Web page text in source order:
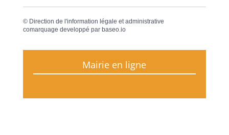
© Direction de l'information légale et administrative
comarquage developpé par baseo.io
Mairie en ligne